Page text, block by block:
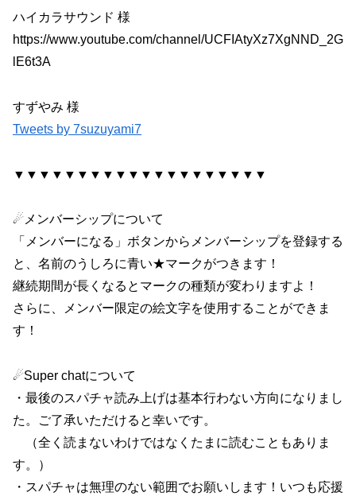
ハイカラサウンド 様
https://www.youtube.com/channel/UCFIAtyXz7XgNND_2G
lE6t3A
すずやみ 様
Tweets by 7suzuyami7
▼▼▼▼▼▼▼▼▼▼▼▼▼▼▼▼▼▼▼▼
☄メンバーシップについて
「メンバーになる」ボタンからメンバーシップを登録する
と、名前のうしろに青い★マークがつきます！
継続期間が長くなるとマークの種類が変わりますよ！
さらに、メンバー限定の絵文字を使用することができま
す！
☄Super chatについて
・最後のスパチャ読み上げは基本行わない方向になりまし
た。ご了承いただけると幸いです。
（全く読まないわけではなくたまに読むこともありま
す。）
・スパチャは無理のない範囲でお願いします！いつも応援